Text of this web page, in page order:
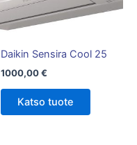
Daikin Sensira Cool 25
1000,00€
Katso tuote